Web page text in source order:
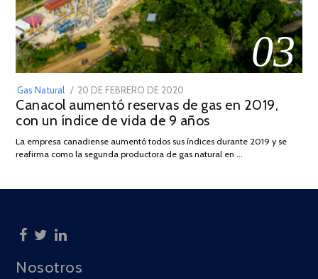
03
Gas Natural
POSTED
ON
20 DE FEBRERO DE 2020
DE
JULIO
2025
Canacol aumentó reservas de gas en 2019,
con un índice de vida de 9 años
La empresa canadiense aumentó todos sus índices durante 2019 y se
reafirma como la segunda productora de gas natural en …
Nosotros